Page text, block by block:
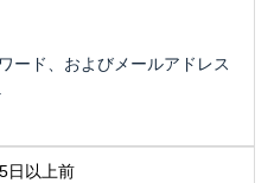
ード、およびメールアドレス
5日以上前